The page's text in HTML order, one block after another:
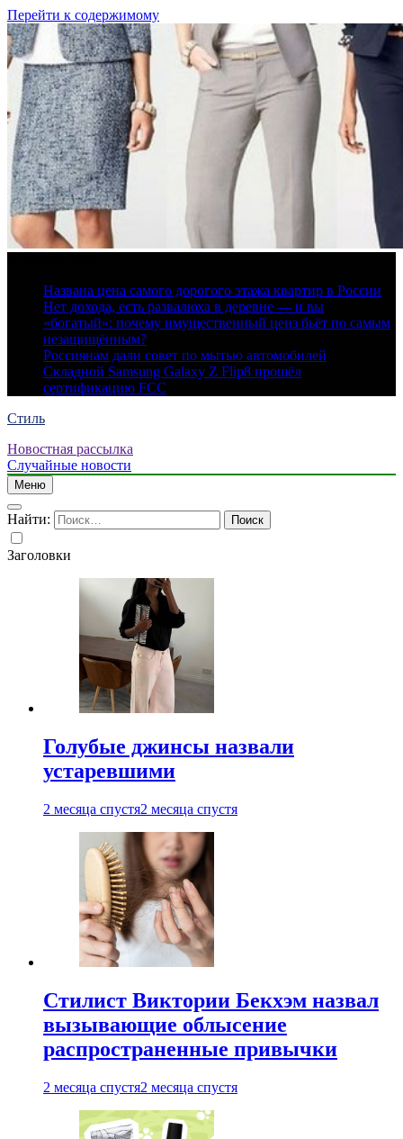
Перейти к содержимому
Названа цена самого дорогого этажа квартир в России
Нет дохода, есть развалюха в деревне — и вы
«богатый»: почему имущественный ценз бьёт по самым
незащищённым?
Россиянам дали совет по мытью автомобилей
Складной Samsung Galaxy Z Flip8 прошёл
сертификацию FCC
Стиль
Новостная рассылка
Случайные новости
Меню
Найти:
Заголовки
Голубые джинсы назвали
устаревшими
2 месяца спустя2 месяца спустя
Стилист Виктории Бекхэм назвал
вызывающие облысение
распространенные привычки
2 месяца спустя2 месяца спустя